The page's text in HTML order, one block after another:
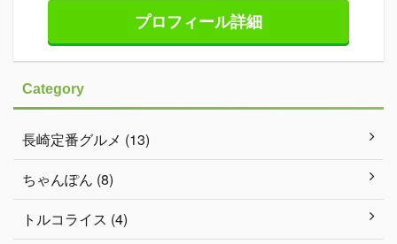
プロフィール詳細
Category
長崎定番グルメ (13)
ちゃんぽん (8)
トルコライス (4)